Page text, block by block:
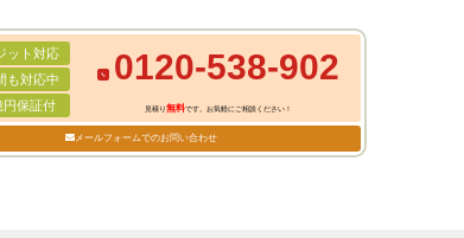
ット対応
も対応中
円保証付
0120-538-902
見積り無料です。お気軽にご相談ください！
メールフォームでのお問い合わせ